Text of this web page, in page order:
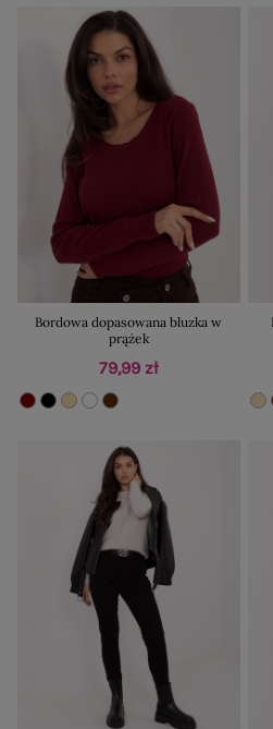
Bordowa dopasowana bluzka w
prążek
79,99 zł